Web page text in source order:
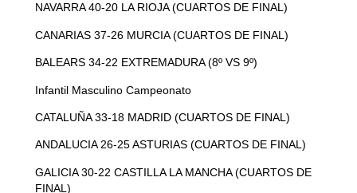
NAVARRA 40-20 LA RIOJA (CUARTOS DE FINAL)
CANARIAS 37-26 MURCIA (CUARTOS DE FINAL)
BALEARS 34-22 EXTREMADURA (8º VS 9º)
Infantil Masculino Campeonato
CATALUÑA 33-18 MADRID (CUARTOS DE FINAL)
ANDALUCIA 26-25 ASTURIAS (CUARTOS DE FINAL)
GALICIA 30-22 CASTILLA LA MANCHA (CUARTOS DE
FINAL)